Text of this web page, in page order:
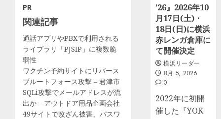
PR
関連記事
通話アプリやPBXで利用される
ライブラリ「PJSIP」に複数脆
弱性
ワクチン予約サイトにリバース
ブルートフォース攻撃 – 君津市
SQLi攻撃でメールアドレスが流
出か – アウトドア用品企画会社
49サイトで改ざん被害、パスワ
’26』2026年10
月17日(土)・
18日(日)に横浜
赤レンガ倉庫に
て開催決定
横浜リーダー
8月 5, 2026
0
2022年に初開
催した『YOK